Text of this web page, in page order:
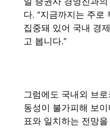
다. “지금까지는 주로
집중돼 있어 국내 경
고 봅니다.”
그럼에도 국내외 브
동성이 불가피해 보
표와 일치하는 전망